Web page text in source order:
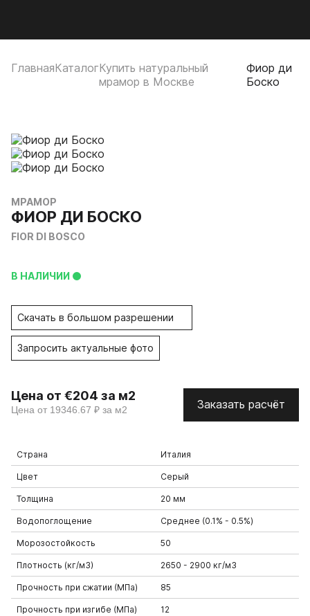
ГлавнаяКаталогКупить натуральный
мрамор в Москве
Фиор ди
Боско
МРАМОР
ФИОР ДИ БОСКО
FIOR DI BOSCO
В НАЛИЧИИ
Скачать в большом разрешении
Запросить актуальные фото
Цена от €204 за м2
Цена от 19346.67 ₽ за м2 Заказать расчёт
Страна Италия
Цвет Серый
Толщина 20 мм
Водопоглощение Среднее (0.1% - 0.5%)
Морозостойкость 50
Плотность (кг/м3) 2650 - 2900 кг/м3
Прочность при сжатии (МПа) 85
Прочность при изгибе (МПа) 12